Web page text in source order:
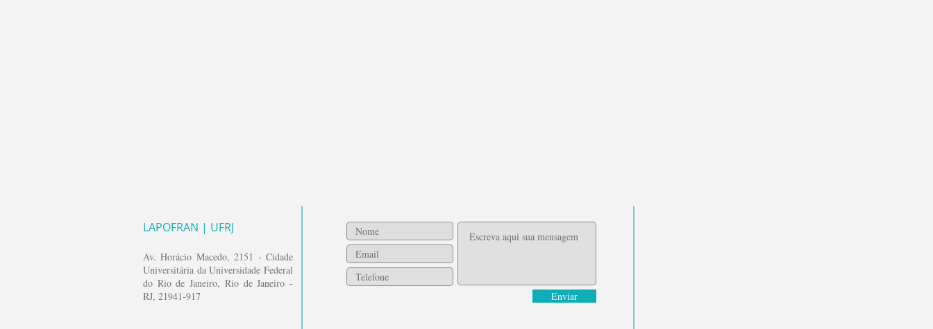
LAPOFRAN | UFRJ
Av. Horácio Macedo, 2151 - Cidade
Universitária da Universidade Federal
do Rio de Janeiro, Rio de Janeiro -
RJ, 21941-917
Enviar